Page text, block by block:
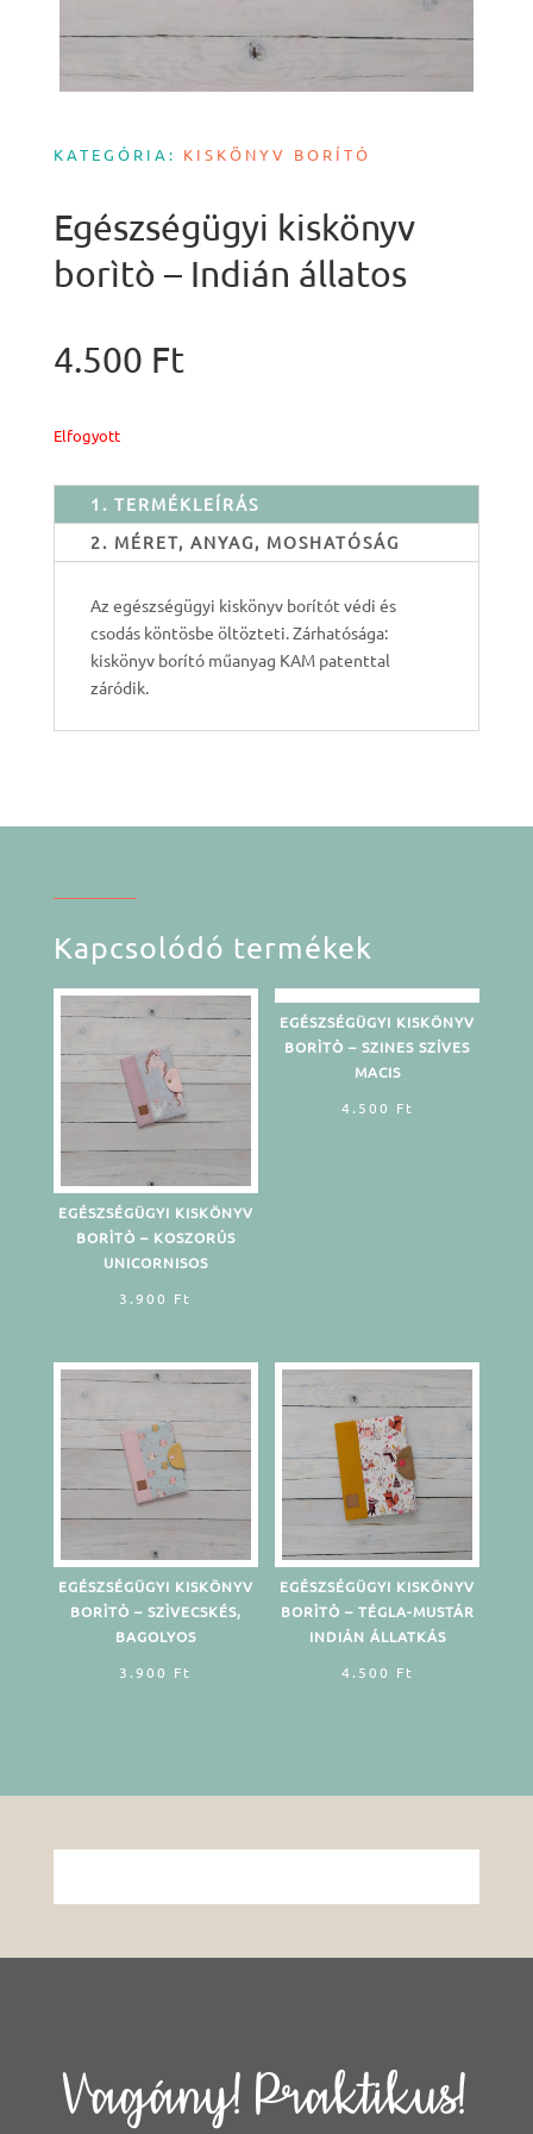
KATEGÓRIA: KISKÖNYV BORÍTÓ
Egészségügyi kiskönyv
borìtò – Indián állatos
4.500 Ft
Elfogyott
1. TERMÉKLEÍRÁS
2. MÉRET, ANYAG, MOSHATÓSÁG
Az egészségügyi kiskönyv borítót védi és
csodás köntösbe öltözteti. Zárhatósága:
kiskönyv borító műanyag KAM patenttal
záródik.
Kapcsolódó termékek
EGÉSZSÉGÜGYI KISKÖNYV
BORÌTÒ – KOSZORÚS
UNICORNISOS
3.900 Ft
EGÉSZSÉGÜGYI KISKÖNYV
BORÌTÒ – SZINES SZÍVES
MACIS
4.500 Ft
EGÉSZSÉGÜGYI KISKÖNYV
BORÌTÒ – SZÌVECSKÉS,
BAGOLYOS
3.900 Ft
EGÉSZSÉGÜGYI KISKÖNYV
BORÌTÒ – TÉGLA-MUSTÁR
INDIÁN ÁLLATKÁS
4.500 Ft
Vagány! Praktikus!